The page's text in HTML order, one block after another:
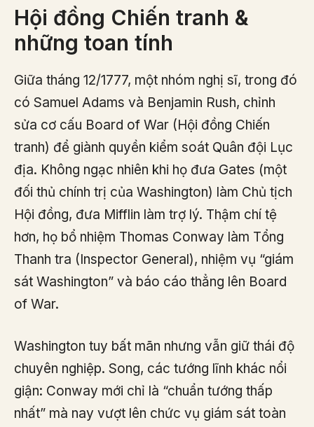
Hội đồng Chiến tranh &
những toan tính
Giữa tháng 12/1777, một nhóm nghị sĩ, trong đó
có Samuel Adams và Benjamin Rush, chỉnh
sửa cơ cấu Board of War (Hội đồng Chiến
tranh) để giành quyền kiểm soát Quân đội Lục
địa. Không ngạc nhiên khi họ đưa Gates (một
đối thủ chính trị của Washington) làm Chủ tịch
Hội đồng, đưa Mifflin làm trợ lý. Thậm chí tệ
hơn, họ bổ nhiệm Thomas Conway làm Tổng
Thanh tra (Inspector General), nhiệm vụ “giám
sát Washington” và báo cáo thẳng lên Board
of War.
Washington tuy bất mãn nhưng vẫn giữ thái độ
chuyên nghiệp. Song, các tướng lĩnh khác nổi
giận: Conway mới chỉ là “chuẩn tướng thấp
nhất” mà nay vượt lên chức vụ giám sát toàn